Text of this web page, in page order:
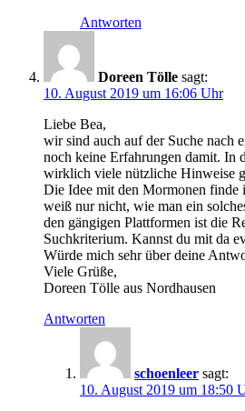
Antworten
Doreen Tölle sagt:
10. August 2019 um 16:06 Uhr
Liebe Bea,
wir sind auch auf der Suche nach
noch keine Erfahrungen damit. In
wirklich viele nützliche Hinweise
Die Idee mit den Mormonen finde
weiß nur nicht, wie man ein
den gängigen Plattformen ist die
Suchkriterium. Kannst du mit da
Würde mich sehr über deine
Viele Grüße,
Doreen Tölle aus Nordhausen
Antworten
schoenleer sagt:
10. August 2019 um 18:50